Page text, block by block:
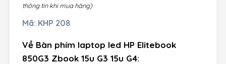
thông tin khi mua hàng)
Mã: KHP 208
Về Bàn phím laptop led HP Elitebook
850G3 Zbook 15u G3 15u G4: